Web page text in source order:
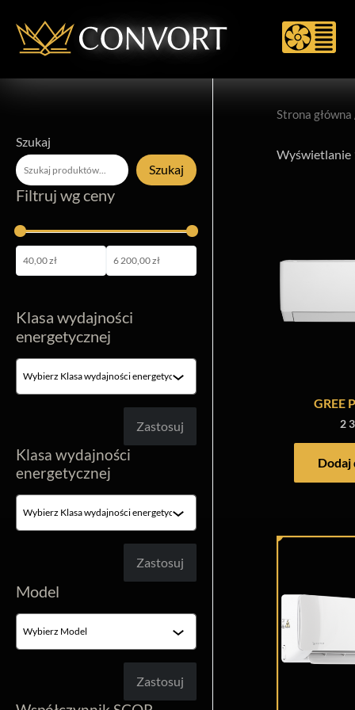
treści
Szukaj
Szukaj
Filtruj wg ceny
Klasa wydajności
energetycznej
ZastosujFiltruj
Klasa wydajności
energetycznej
ZastosujFiltruj
Model
ZastosujFiltruj
Strona główna
Wyświetlanie
GREE
2
Dodaj